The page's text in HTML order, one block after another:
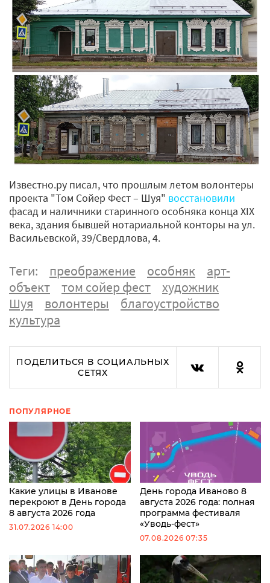
Известно.ру писал, что прошлым летом волонтеры
проекта "Том Сойер Фест – Шуя" восстановили
фасад и наличники старинного особняка конца XIX
века, здания бывшей нотариальной конторы на ул.
Васильевской, 39/Свердлова, 4.
Теги: преображение особняк
арт-
объект
том сойер фест
художник
Шуя
волонтеры
благоустройство
культура
ПОДЕЛИТЬСЯ В СОЦИАЛЬНЫХ
СЕТЯХ
ПОПУЛЯРНОЕ
Какие улицы в Иванове
перекроют в День города
8 августа 2026 года
31.07.2026 14:00
День города Иваново 8
августа 2026 года: полная
программа фестиваля
«Уводь-фест»
07.08.2026 07:35